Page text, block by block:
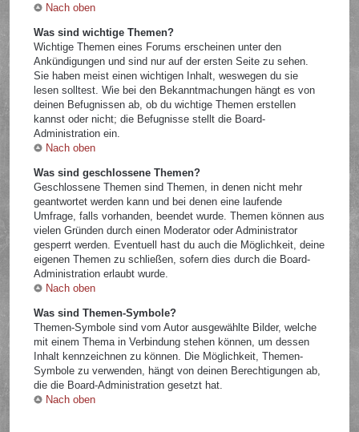
Nach oben
Was sind wichtige Themen?
Wichtige Themen eines Forums erscheinen unter den
Ankündigungen und sind nur auf der ersten Seite zu sehen.
Sie haben meist einen wichtigen Inhalt, weswegen du sie
lesen solltest. Wie bei den Bekanntmachungen hängt es von
deinen Befugnissen ab, ob du wichtige Themen erstellen
kannst oder nicht; die Befugnisse stellt die Board-
Administration ein.
Nach oben
Was sind geschlossene Themen?
Geschlossene Themen sind Themen, in denen nicht mehr
geantwortet werden kann und bei denen eine laufende
Umfrage, falls vorhanden, beendet wurde. Themen können aus
vielen Gründen durch einen Moderator oder Administrator
gesperrt werden. Eventuell hast du auch die Möglichkeit, deine
eigenen Themen zu schließen, sofern dies durch die Board-
Administration erlaubt wurde.
Nach oben
Was sind Themen-Symbole?
Themen-Symbole sind vom Autor ausgewählte Bilder, welche
mit einem Thema in Verbindung stehen können, um dessen
Inhalt kennzeichnen zu können. Die Möglichkeit, Themen-
Symbole zu verwenden, hängt von deinen Berechtigungen ab,
die die Board-Administration gesetzt hat.
Nach oben